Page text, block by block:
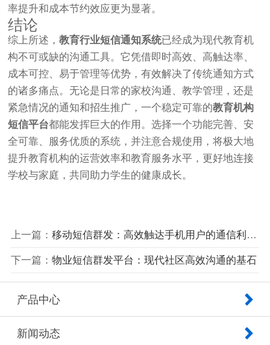
率提升和成本节约效应更为显著。
结论
综上所述，教育行业短信通知系统已经成为现代教育机
构不可或缺的沟通工具。它凭借即时高效、高触达率、
成本可控、易于管理等优势，有效解决了传统通知方式
的诸多痛点。无论是日常的家校沟通、教学管理，还是
紧急情况的通知和招生推广，一个稳定可靠的教育机构
短信平台都能发挥巨大的作用。选择一个功能完善、安
全可靠、服务优质的系统，并注意合规使用，将极大地
提升教育机构的运营效率和教育服务水平，更好地连接
学校与家庭，共同助力学生的健康成长。
上一篇： 移动短信群发：高效触达手机用户的通信利器与实操指南
下一篇： 物业短信群发平台：现代社区高效沟通的基石
产品中心
新闻动态